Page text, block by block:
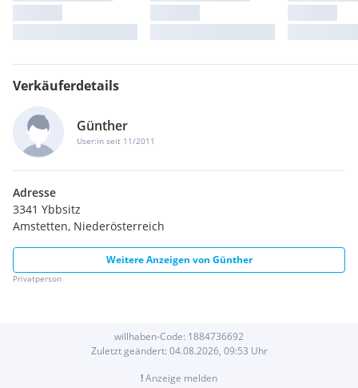
Verkäuferdetails
Günther
User:in seit 11/2011
Adresse
3341 Ybbsitz
Amstetten, Niederösterreich
Weitere Anzeigen von Günther
Privatperson
willhaben-Code: 1884736692
Zuletzt geändert: 04.08.2026, 09:53 Uhr
!Anzeige melden